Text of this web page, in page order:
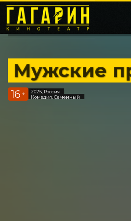
Мужские
16 +
2025, Россия
Комедия, Семейный